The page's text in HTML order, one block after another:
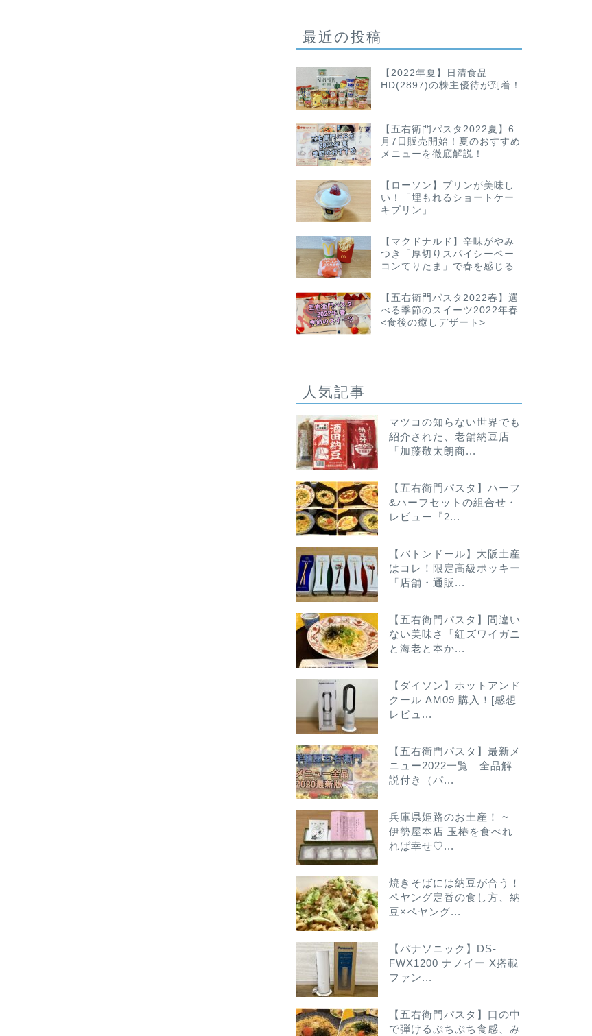
最近の投稿
【2022年夏】日清食品
HD(2897)の株主優待が到着！
【五右衛門パスタ2022夏】6
月7日販売開始！夏のおすすめ
メニューを徹底解説！
【ローソン】プリンが美味し
い！「埋もれるショートケー
キプリン」
【マクドナルド】辛味がやみ
つき「厚切りスパイシーベー
コンてりたま」で春を感じる
【五右衛門パスタ2022春】選
べる季節のスイーツ2022年春
<食後の癒しデザート>
人気記事
マツコの知らない世界でも
紹介された、老舗納豆店
「加藤敬太朗商...
【五右衛門パスタ】ハーフ
&ハーフセットの組合せ・
レビュー『2...
【バトンドール】大阪土産
はコレ！限定高級ポッキー
「店舗・通販...
【五右衛門パスタ】間違い
ない美味さ「紅ズワイガニ
と海老と本か...
【ダイソン】ホットアンド
クール AM09 購入！[感想
レビュ...
【五右衛門パスタ】最新メ
ニュー2022一覧 全品解
説付き（パ...
兵庫県姫路のお土産！ ~
伊勢屋本店 玉椿を食べれ
れば幸せ♡...
焼きそばには納豆が合う！
ペヤング定番の食し方、納
豆×ペヤング...
【パナソニック】DS-
FWX1200 ナノイー X搭載
ファン...
【五右衛門パスタ】口の中
で弾けるぷちぷち食感、み